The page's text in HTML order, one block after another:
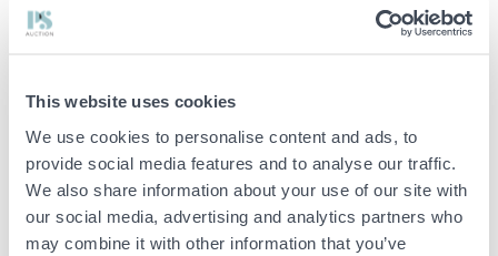
This website uses cookies
We use cookies to personalise content and ads, to
provide social media features and to analyse our traffic.
We also share information about your use of our site with
our social media, advertising and analytics partners who
may combine it with other information that you’ve
Tillbehör: 3 ½'' Exklusiv INFINO korgventil med anpassat rörset
och överinningsskydd
Viktig info